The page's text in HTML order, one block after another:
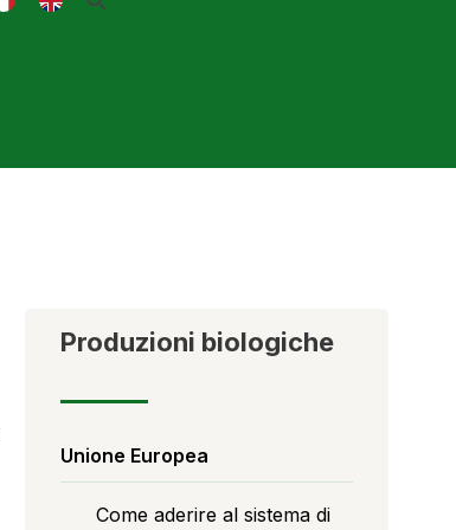
Produzioni biologiche
Unione Europea
Come aderire al sistema di